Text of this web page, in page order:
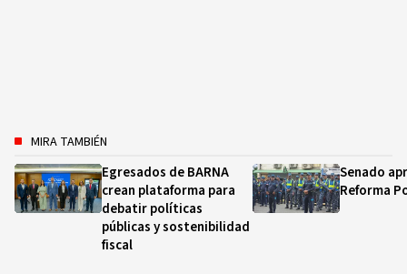
MIRA TAMBIÉN
Egresados de BARNA
crean plataforma para
debatir políticas
públicas y sostenibilidad
fiscal
Senado
Reforma